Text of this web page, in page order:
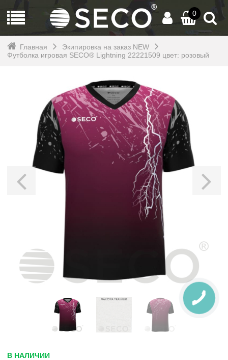
0
Главная
Экипировка на заказ NEW
Футболка игровая SECO® Lightning 22221509 цвет: розовый
В НАЛИЧИИ